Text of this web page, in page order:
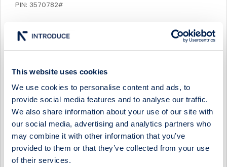
This website uses cookies
We use cookies to personalise content and ads, to
provide social media features and to analyse our traffic.
We also share information about your use of our site with
our social media, advertising and analytics partners who
may combine it with other information that you’ve
provided to them or that they’ve collected from your use
of their services.
PIN: 3570782#
tillgänglig på:
25 oktober 2022 Delårsrapport januari-september
2022
2 februari 2023 Bokslutskommuniké 2022
27 april 2023 Delårsrapport januari-mars 2023